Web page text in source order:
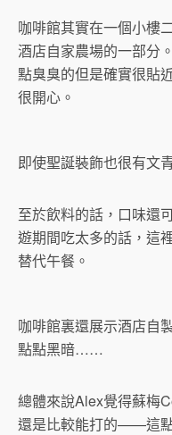
咖啡館其實在一個小樓
酒店自家農場的一部分
點臭臭的但是確實很貼
很開心。
即使聖誕裝飾也很有文
至於飲料的話，口味還
遊期間吃太多的話，這
替代午餐。
咖啡館裏還展示酒店自
點點黑暗……
總體來說Alex覺得蘇梅
還是比較能打的——這